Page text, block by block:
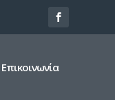
Επικοινωνία